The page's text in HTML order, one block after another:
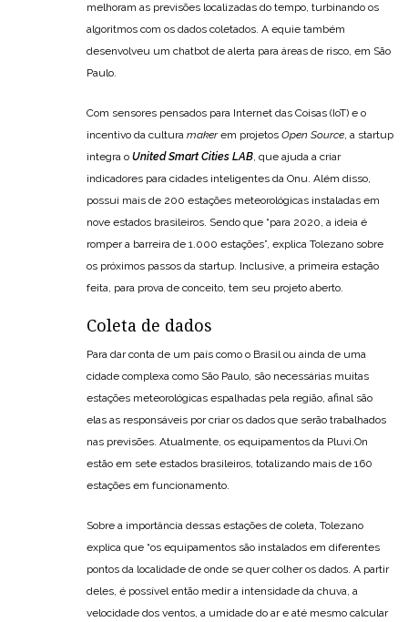
melhoram as previsões localizadas do tempo, turbinando os
algoritmos com os dados coletados. A equie também
desenvolveu um chatbot de alerta para áreas de risco, em São
Paulo.
Com sensores pensados para Internet das Coisas (IoT) e o
incentivo da cultura makerem projetos Open Source, a startup
integra o United Smart Cities LAB, que ajuda a criar
indicadores para cidades inteligentes da Onu. Além disso,
possui mais de 200 estações meteorológicas instaladas em
nove estados brasileiros. Sendo que “para 2020, a ideia é
romper a barreira de 1.000 estações”, explica Tolezano sobre
os próximos passos da startup. Inclusive, a primeira estação
feita, para prova de conceito, tem seu projeto aberto.
Coleta de dados
Para dar conta de um país como o Brasil ou ainda de uma
cidade complexa como São Paulo, são necessárias muitas
estações meteorológicas espalhadas pela região, afinal são
elas as responsáveis por criar os dados que serão trabalhados
nas previsões. Atualmente, os equipamentos da Pluvi.On
estão em sete estados brasileiros, totalizando mais de 160
estações em funcionamento.
Sobre a importância dessas estações de coleta, Tolezano
explica que “os equipamentos são instalados em diferentes
pontos da localidade de onde se quer colher os dados. A partir
deles, é possível então medir a intensidade da chuva, a
velocidade dos ventos, a umidade do ar e até mesmo calcular